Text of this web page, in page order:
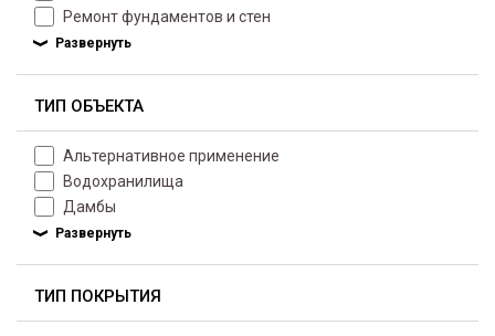
Ремонт фундаментов и стен
ТИП ОБЪЕКТА
Альтернативное применение
Водохранилища
Дамбы
ТИП ПОКРЫТИЯ